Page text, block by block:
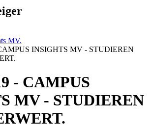
MV.
INSIGHTS MV - STUDIEREN
- CAMPUS
MV - STUDIEREN